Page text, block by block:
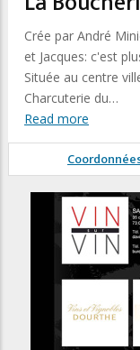
Crée par André
et Jacques: c'est
Située au centre
Charcuterie du…
Read more